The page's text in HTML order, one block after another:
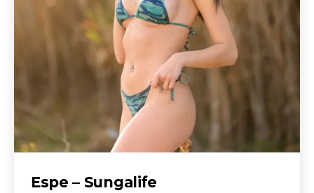
Espe – Sungalife